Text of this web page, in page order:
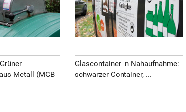
Metall (MGB
Glascontainer in Nahaufnahme:
schwarzer Container, ...